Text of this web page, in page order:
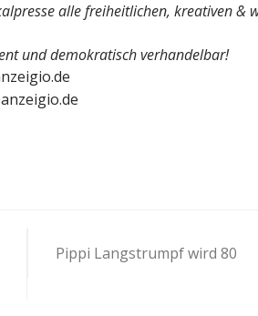
alle freiheitlichen, kreativen &
und demokratisch verhandelbar!
Pippi Langstrumpf wird 80